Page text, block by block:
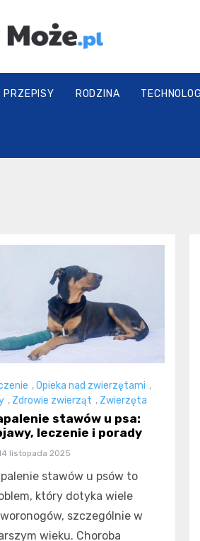
PRZEPISY RODZINA
,Opieka nad zwierzętami ,
, Zdrowie zwierząt , Zwierzęta
stawów u psa:
leczenie i porady
listopada 2025
stawów u psów to
który dotyka wiele
szczególnie w
wieku. Choroba